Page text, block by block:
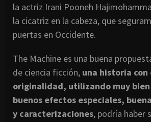
la actriz Irani Pooneh
la cicatriz en la cabeza, que
puertas en Occidente.
The Machine es una buena
de ciencia ficción, una historia
originalidad, utilizando muy bien
buenos efectos especiales,
y caracterizaciones, podría haber